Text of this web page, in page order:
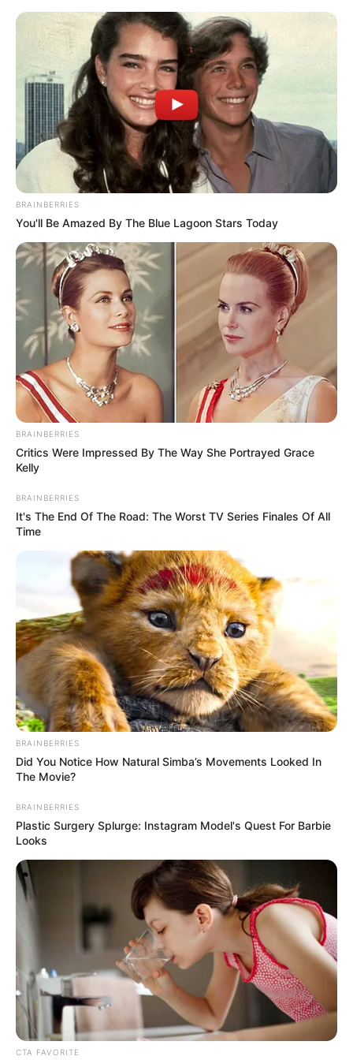
Adresssuche - Hamburg
Hamburg Hotels Hamburg
Bald ist Mariä Himmelfahrt: Sonnabend, den 15.08.2026
Ausgehend von dieser Seite ist die Suche von Adressen
und Anschriften sowohl in Deutschland als auch in der
ganzen Welt möglich. Hierfür wird auf das Kartenmaterial
Adresse in Hamburg auf der Landkarte bzw. dem
Stadtplan von OpenStreetMap suchen:
Es kann auch nach Rathaus Hamburg ,
Information
Hamburg,Briefkasten in Hamburg
und vielen anderen Begriffen gesucht werden. Zu diesen
können zum Beispiel aber auch der Bahnhof, das
Bürgeramt, das Landratsamt, das Krankenhaus,
Postämter, Schulen, Kindergärten, Banken und
Sparkassen gehören.
Ausflugsziele in Deutschland:
BRAINBERRIES
You'll Be Amazed By The Blue Lagoon Stars Today
BRAINBERRIES
Critics Were Impressed By The Way She Portrayed Grace
Kelly
BRAINBERRIES
It's The End Of The Road: The Worst TV Series Finales Of All
Time
BRAINBERRIES
Did You Notice How Natural Simba’s Movements Looked In
The Movie?
BRAINBERRIES
Plastic Surgery Splurge: Instagram Model's Quest For Barbie
Looks
CTA FAVORITE